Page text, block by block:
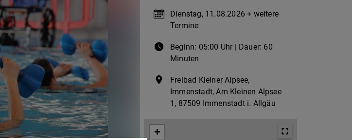
Dienstag, 11.08.2026 + weitere
Termine
Beginn: 05:00 Uhr | Dauer: 60
Minuten
Freibad Kleiner Alpsee,
Immenstadt, Am Kleinen Alpsee
1, 87509 Immenstadt i. Allgäu
+